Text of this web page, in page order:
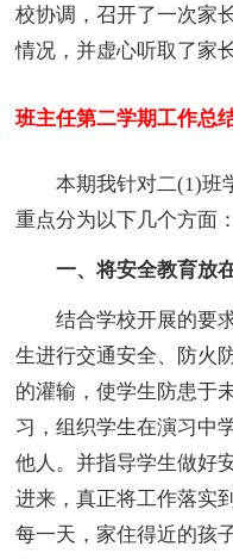
校协调，召开了一次家
情况，并虚心听取了家
班主任第二学期工作总
本期我针对二(1)班
重点分为以下几个方面：
一、将安全教育放
结合学校开展的要求
生进行交通安全、防火
的灌输，使学生防患于
习，组织学生在演习中
他人。并指导学生做好
进来，真正将工作落实
每一天，家住得近的孩